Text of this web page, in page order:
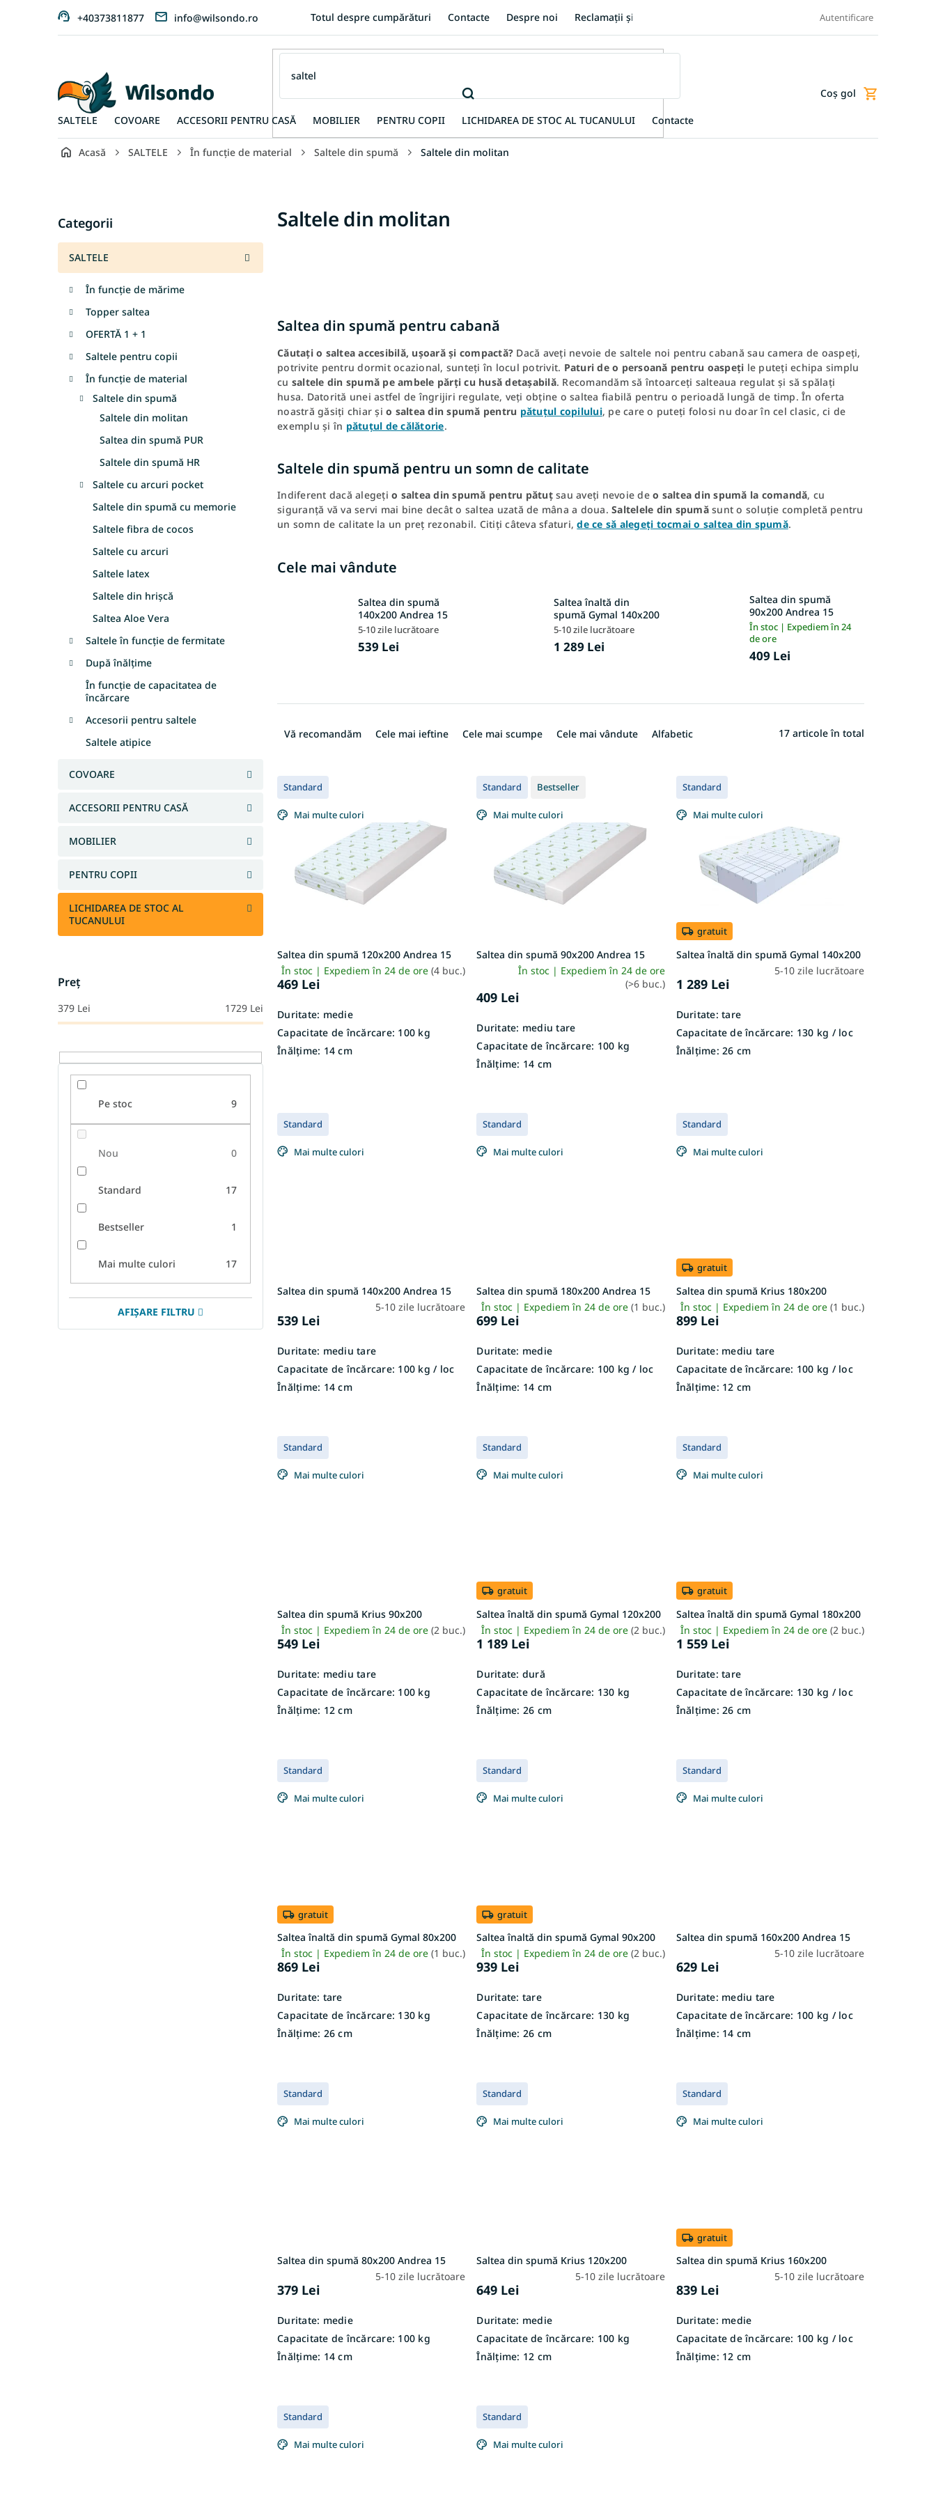
+40373811877 info@wilsondo.ro Totul despre cumpărături Contacte Despre noi Reclamații și retur produse Termeni și condiții
Autentificare
Coş
Coş gol
SALTELE COVOARE ACCESORII PENTRU CASĂ MOBILIER PENTRU COPII LICHIDAREA DE STOC AL TUCANULUI Contacte
Acasă SALTELE În funcție de material Saltele din spumă Saltele din molitan
ă
l
a
peste
Categorii
SALTELE
În funcție de mărime
Topper saltea
OFERTĂ 1 + 1
Saltele pentru copii
În funcție de material
Saltele din spumă
Saltele din molitan
Saltea din spumă PUR
Saltele din spumă HR
Saltele cu arcuri pocket
Saltele din spumă cu memorie
Saltele fibra de cocos
Saltele cu arcuri
Saltele latex
Saltele din hrișcă
Saltea Aloe Vera
Saltele în funcție de fermitate
După înălțime
În funcție de capacitatea de
încărcare
Accesorii pentru saltele
Saltele atipice
COVOARE
ACCESORII PENTRU CASĂ
MOBILIER
PENTRU COPII
LICHIDAREA DE STOC AL
TUCANULUI
Preţ
379 Lei 1729 Lei
Pe stoc 9
Nou 0
Standard 17
Bestseller 1
Mai multe culori 17
AFIŞARE FILTRU
Saltele din molitan
Saltea din spumă pentru cabană
Căutați o saltea accesibilă, ușoară și compactă? Dacă aveți nevoie de saltele noi pentru cabană sau camera de oaspeți,
potrivite pentru dormit ocazional, sunteți în locul potrivit. Paturi de o persoană pentru oaspeți le puteți echipa simplu
cu saltele din spumă pe ambele părți cu husă detașabilă. Recomandăm să întoarceți salteaua regulat și să spălați
husa. Datorită unei astfel de îngrijiri regulate, veți obține o saltea fiabilă pentru o perioadă lungă de timp. În oferta
noastră găsiți chiar și o saltea din spumă pentru pătuțul copilului, pe care o puteți folosi nu doar în cel clasic, ci de
exemplu și în pătuțul de călătorie.
Saltele din spumă pentru un somn de calitate
Indiferent dacă alegeți o saltea din spumă pentru pătuțsau aveți nevoie de o saltea din spumă la comandă, cu
siguranță vă va servi mai bine decât o saltea uzată de mâna a doua. Saltelele din spumăsunt o soluție completă pentru
un somn de calitate la un preț rezonabil. Citiți câteva sfaturi,de ce să alegeți tocmai o saltea din spumă.
Cele mai vândute
Saltea din spumă
140x200 Andrea 15
5-10 zile lucrătoare
539 Lei
Saltea înaltă din
spumă Gymal 140x200
5-10 zile lucrătoare
1 289 Lei
Saltea din spumă
90x200 Andrea 15
În stoc | Expediem în 24
de ore
409 Lei
e
c
a
r
u
l
u
i
Vă recomandăm Cele mai ieftine Cele mai scumpe Cele mai vândute Alfabetic 17 articole în total
L
s
t
Standard
Mai multe culori
Saltea din spumă 120x200 Andrea 15
În stoc | Expediem în 24 de ore(4 buc.)
469 Lei
Duritate: medie
Capacitate de încărcare: 100 kg
Înălțime: 14 cm
Standard Bestseller
Mai multe culori
Saltea din spumă 90x200 Andrea 15
În stoc | Expediem în 24 de ore
(>6 buc.)
409 Lei
Duritate: mediu tare
Capacitate de încărcare: 100 kg
Înălțime: 14 cm
Standard
Mai multe culori
gratuit
Saltea înaltă din spumă Gymal 140x200
5-10 zile lucrătoare
1 289 Lei
Duritate: tare
Capacitate de încărcare: 130 kg / loc
Înălțime: 26 cm
Standard
Mai multe culori
Saltea din spumă 140x200 Andrea 15
5-10 zile lucrătoare
539 Lei
Duritate: mediu tare
Capacitate de încărcare: 100 kg / loc
Înălțime: 14 cm
Standard
Mai multe culori
Saltea din spumă 180x200 Andrea 15
În stoc | Expediem în 24 de ore (1 buc.)
699 Lei
Duritate: medie
Capacitate de încărcare: 100 kg / loc
Înălțime: 14 cm
Standard
Mai multe culori
gratuit
Saltea din spumă Krius 180x200
În stoc | Expediem în 24 de ore (1 buc.)
899 Lei
Duritate: mediu tare
Capacitate de încărcare: 100 kg / loc
Înălțime: 12 cm
Standard
Mai multe culori
Saltea din spumă Krius 90x200
În stoc | Expediem în 24 de ore(2 buc.)
549 Lei
Duritate: mediu tare
Capacitate de încărcare: 100 kg
Înălțime: 12 cm
Standard
Mai multe culori
gratuit
Saltea înaltă din spumă Gymal 120x200
În stoc | Expediem în 24 de ore (2 buc.)
1 189 Lei
Duritate: dură
Capacitate de încărcare: 130 kg
Înălțime: 26 cm
Standard
Mai multe culori
gratuit
Saltea înaltă din spumă Gymal 180x200
În stoc | Expediem în 24 de ore (2 buc.)
1 559 Lei
Duritate: tare
Capacitate de încărcare: 130 kg / loc
Înălțime: 26 cm
Standard
Mai multe culori
gratuit
Saltea înaltă din spumă Gymal 80x200
În stoc | Expediem în 24 de ore(1 buc.)
869 Lei
Duritate: tare
Capacitate de încărcare: 130 kg
Înălțime: 26 cm
Standard
Mai multe culori
gratuit
Saltea înaltă din spumă Gymal 90x200
În stoc | Expediem în 24 de ore (2 buc.)
939 Lei
Duritate: tare
Capacitate de încărcare: 130 kg
Înălțime: 26 cm
Standard
Mai multe culori
Saltea din spumă 160x200 Andrea 15
5-10 zile lucrătoare
629 Lei
Duritate: mediu tare
Capacitate de încărcare: 100 kg / loc
Înălțime: 14 cm
Standard
Mai multe culori
Saltea din spumă 80x200 Andrea 15
5-10 zile lucrătoare
379 Lei
Duritate: medie
Capacitate de încărcare: 100 kg
Înălțime: 14 cm
Standard
Mai multe culori
Saltea din spumă Krius 120x200
5-10 zile lucrătoare
649 Lei
Duritate: medie
Capacitate de încărcare: 100 kg
Înălțime: 12 cm
Standard
Mai multe culori
gratuit
Saltea din spumă Krius 160x200
5-10 zile lucrătoare
839 Lei
Duritate: medie
Capacitate de încărcare: 100 kg / loc
Înălțime: 12 cm
Standard
Mai multe culori
Standard
Mai multe culori